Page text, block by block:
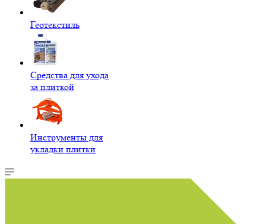
Геотекстиль
Средства для ухода
за плиткой
Инструменты для
укладки плитки